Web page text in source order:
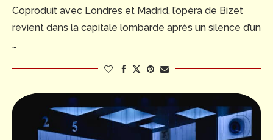
Coproduit avec Londres et Madrid, l’opéra de Bizet
revient dans la capitale lombarde après un silence d’un
…